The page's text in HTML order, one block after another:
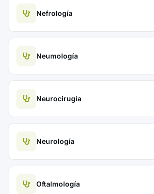
Nefrología
Neumología
Neurocirugía
Neurología
Oftalmología